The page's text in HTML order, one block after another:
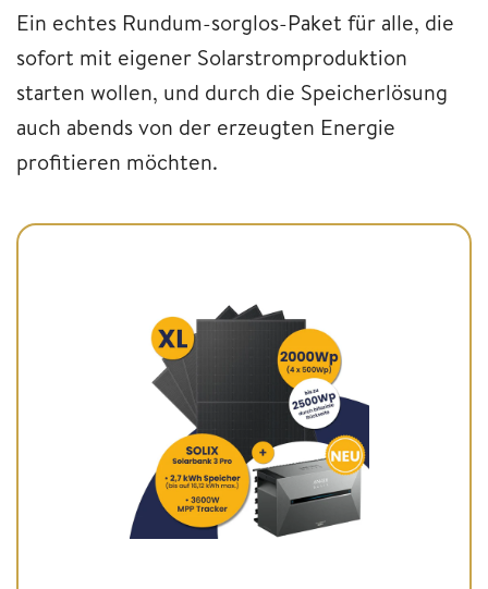
Ein echtes Rundum-sorglos-Paket für alle, die
sofort mit eigener Solarstromproduktion
starten wollen, und durch die Speicherlösung
auch abends von der erzeugten Energie
profitieren möchten.